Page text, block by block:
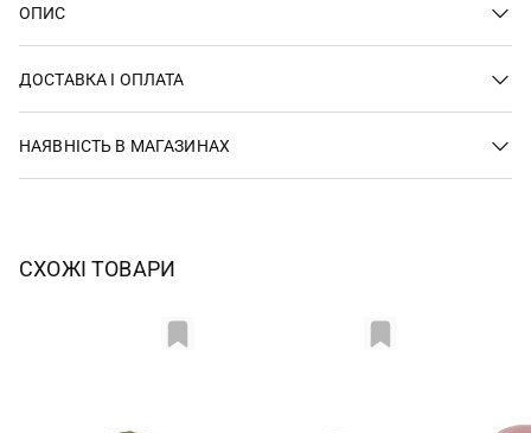
ОПИС
ДОСТАВКА І ОПЛАТА
НАЯВНІСТЬ В МАГАЗИНАХ
СХОЖІ ТОВАРИ